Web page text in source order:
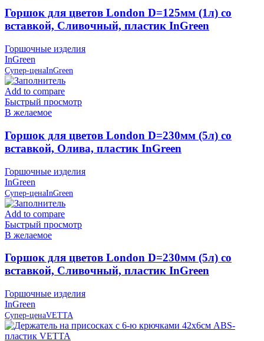
Горшок для цветов London D=125мм (1л) со
вставкой, Сливочный, пластик InGreen
Горшочные изделия
InGreen
Супер-ценаInGreen
Add to compare
Быстрый просмотр
В желаемое
Горшок для цветов London D=230мм (5л) со
вставкой, Олива, пластик InGreen
Горшочные изделия
InGreen
Супер-ценаInGreen
Add to compare
Быстрый просмотр
В желаемое
Горшок для цветов London D=230мм (5л) со
вставкой, Сливочный, пластик InGreen
Горшочные изделия
InGreen
Супер-ценаVETTA